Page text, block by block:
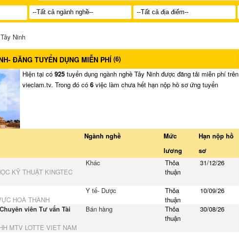
Ninh
ĐĂNG TUYỂN DỤNG MIỄN PHÍ (6)
Hiện tại có 925 tuyển dụng ngành nghề Tây Ninh được đăng tải miễn phí trên
vieclam.tv. Trong đó có 6 việc làm chưa hết hạn nộp hồ sơ ứng tuyển
Ngành nghề
Mức
lương
Hạn nộp hồ
sơ
KỸ THUẬT KINGTEC
Khác
Thỏa
thuận
31/12/26
HOÀ THÀNH
Y tế- Dược
Thỏa
thuận
10/09/26
viên Tư vấn Tài
MTV LOTTE VIET NAM
Bán hàng
Thỏa
thuận
30/08/26